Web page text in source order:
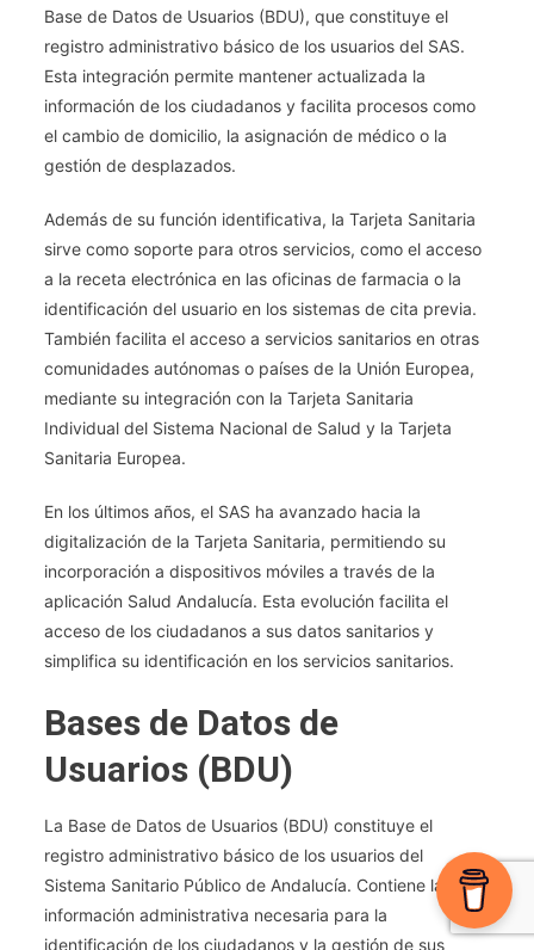
Base de Datos de Usuarios (BDU), que constituye el
registro administrativo básico de los usuarios del SAS.
Esta integración permite mantener actualizada la
información de los ciudadanos y facilita procesos como
el cambio de domicilio, la asignación de médico o la
gestión de desplazados.
Además de su función identificativa, la Tarjeta Sanitaria
sirve como soporte para otros servicios, como el acceso
a la receta electrónica en las oficinas de farmacia o la
identificación del usuario en los sistemas de cita previa.
También facilita el acceso a servicios sanitarios en otras
comunidades autónomas o países de la Unión Europea,
mediante su integración con la Tarjeta Sanitaria
Individual del Sistema Nacional de Salud y la Tarjeta
Sanitaria Europea.
En los últimos años, el SAS ha avanzado hacia la
digitalización de la Tarjeta Sanitaria, permitiendo su
incorporación a dispositivos móviles a través de la
aplicación Salud Andalucía. Esta evolución facilita el
acceso de los ciudadanos a sus datos sanitarios y
simplifica su identificación en los servicios sanitarios.
Bases de Datos de
Usuarios (BDU)
La Base de Datos de Usuarios (BDU) constituye el
registro administrativo básico de los usuarios del
Sistema Sanitario Público de Andalucía. Contiene la
información administrativa necesaria para la
identificación de los ciudadanos y la gestión de sus